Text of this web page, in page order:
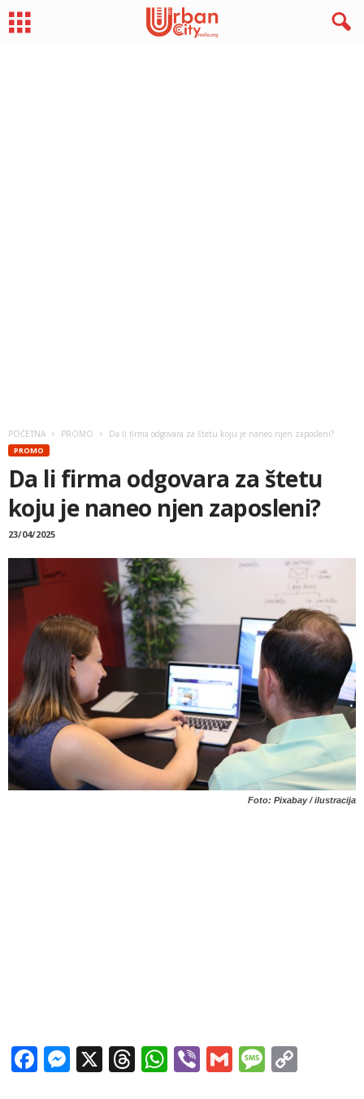
POČETNA PROMO Da li firma odgovara za štetu koju je naneo njen zaposleni?
PROMO
Da li firma odgovara za štetu
koju je naneo njen zaposleni?
23/04/2025
Foto: Pixabay / ilustracija
Facebook
Messenger
X Threads
WhatsApp
ViberGmail